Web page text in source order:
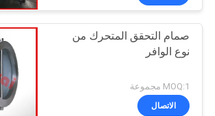
صمام التحقق المتحرك من
نوع الوافر
MOQ:1 مجموعة
الاتصال